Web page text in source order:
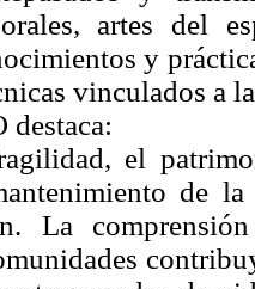
artes del
y
vinculados a
destaca:
el
de
La